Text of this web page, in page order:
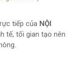
tiếp của NỘI
tế, tối gian tạo nên